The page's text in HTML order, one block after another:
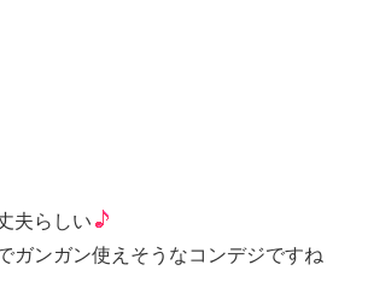
夫らしい
ンガン使えそうなコンデジですね